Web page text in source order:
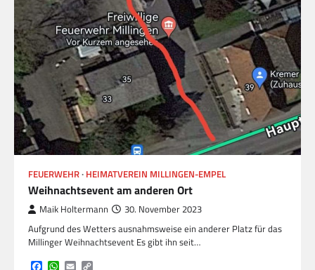
FEUERWEHR HEIMATVEREIN MILLINGEN-EMPEL
Weihnachtsevent am anderen Ort
Maik Holtermann 30. November 2023
Aufgrund des Wetters ausnahmsweise ein anderer Platz für das
Millinger Weihnachtsevent Es gibt ihn seit…